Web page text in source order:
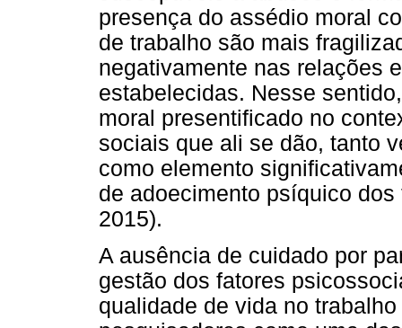
presença do assédio moral
de trabalho são mais
negativamente nas relações
estabelecidas. Nesse
moral presentificado no
sociais que ali se dão, tanto
como elemento
de adoecimento psíquico
2015).
A ausência de cuidado por
gestão dos fatores
qualidade de vida no